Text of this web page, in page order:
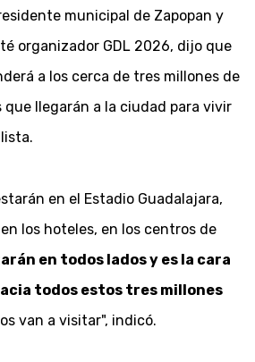
municipal de Zapopan y
organizador GDL 2026, dijo que
a los cerca de tres millones de
llegarán a la ciudad para vivir
en el Estadio Guadalajara,
en los hoteles, en los centros de
en todos lados y es la cara
todos estos tres millones
van a visitar", indicó.